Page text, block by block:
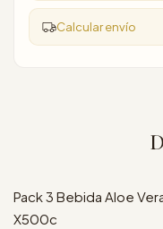
Calcular envío
Pack 3 Bebida Aloe
X500c